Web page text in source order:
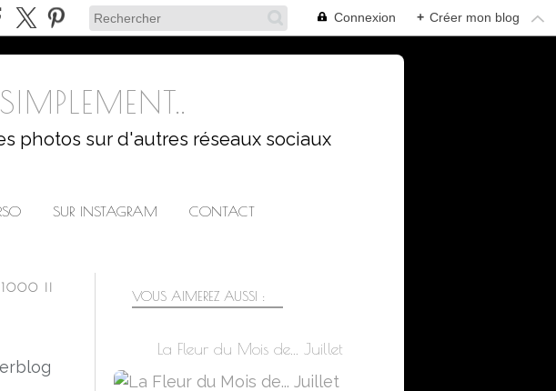
Connexion + Créer mon blog
photos sur d'autres réseaux sociaux
SUR INSTAGRAM CONTACT
1000 II
VOUS AIMEREZ AUSSI :
La Fleur du Mois de... Juillet